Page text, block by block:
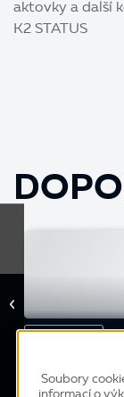
aktovky a další
K2 STATUS
Rozhovor s
Štefánkem
Soubory
informací o